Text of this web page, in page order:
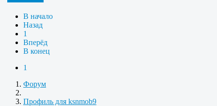
В начало
Назад
1
Вперёд
В конец
1
Форум
Профиль для ksnmob9